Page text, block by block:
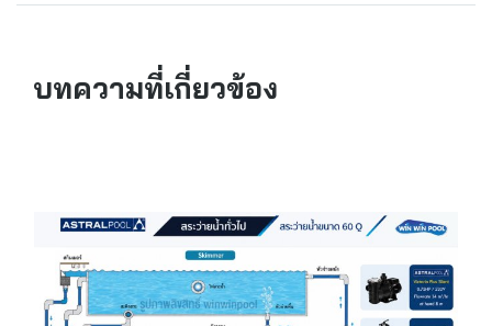
บทความที่เกี่ยวข้อง